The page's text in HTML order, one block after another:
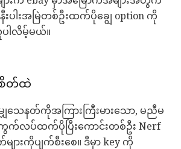
ါးအမြဲတစ်ဦးထက်ပိုချွေ option ကို
ပါလိမ့်မယ်။
စိတ်ထဲ
ေနတ်ကိုအကြားကြီးမားသော, မညီမ
ကွက်လပ်ထက်ပိုပြီးကောင်းတစ်ဦး Nerf
ျားကိုပျက်စီးစေ။ ဒီမှာ key ကို